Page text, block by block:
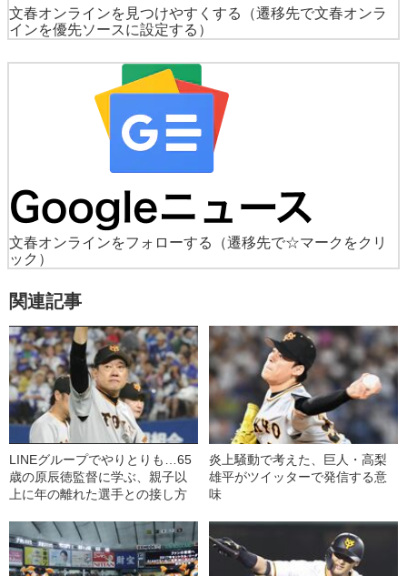
文春オンラインを見つけやすくする
（遷移先で文春オンラ
インを優先ソースに設定する）
文春オンラインをフォローする
（遷移先で☆マークをクリ
ック）
関連記事
LINEグループでやりとりも…65
歳の原辰徳監督に学ぶ、親子以
上に年の離れた選手との接し方
炎上騒動で考えた、巨人・高梨
雄平がツイッターで発信する意
味